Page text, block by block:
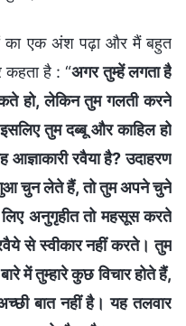
का एक अंश पढ़ा और मैं बहुत
कहता है : “अगर तुम्हें लगता है
हो, लेकिन तुम गलती करने
तुम दब्बू और काहिल हो
रवैया है? उदाहरण
चुन लेते हैं, तो तुम अपने चुने
अनुगृहीत तो महसूस करते
से स्वीकार नहीं करते। तुम
में तुम्हारे कुछ विचार होते हैं,
बात नहीं है। यह तलवार